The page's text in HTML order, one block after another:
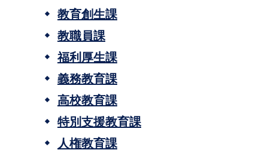
教育創生課
教職員課
福利厚生課
義務教育課
高校教育課
特別支援教育課
人権教育課